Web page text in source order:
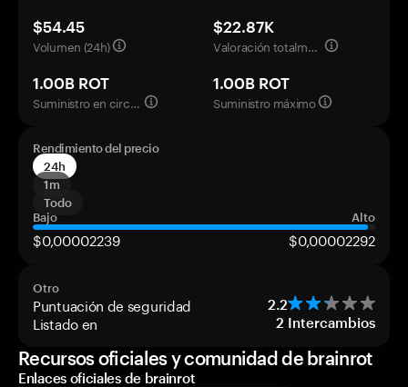
$54.45
Volumen (24h)
$22.87K
Valoración totalmente diluida
1.00B ROT
Suministro en circulación
1.00B ROT
Suministro máximo
Rendimiento del precio
24h
1m
Todo
Bajo
Alto
$0,00002239 $0,00002292
Otro
Puntuación de seguridad 2.2
Listado en 2 Intercambios
Recursos oficiales y comunidad de brainrot
Enlaces oficiales de brainrot